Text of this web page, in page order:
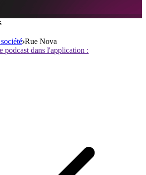
Rue Nova
podcast dans l'application :